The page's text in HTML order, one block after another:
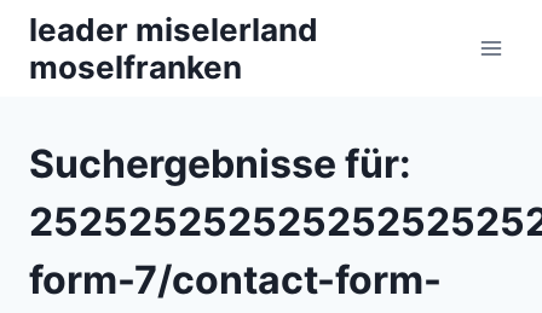
Zum
Inhalt
springen
leader miselerland
moselfranken
Suchergebnisse für:
form-7/contact-form-